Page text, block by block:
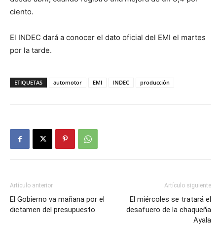
ciento.
El INDEC dará a conocer el dato oficial del EMI el martes
por la tarde.
ETIQUETAS automotor EMI INDEC producción
Artículo anterior
El Gobierno va mañana por el
dictamen del presupuesto
Artículo siguiente
El miércoles se tratará el
desafuero de la chaqueña
Ayala